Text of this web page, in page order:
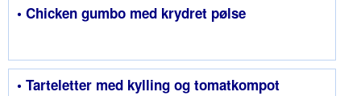
• Chicken gumbo med krydret pølse
• Tarteletter med kylling og tomatkompot